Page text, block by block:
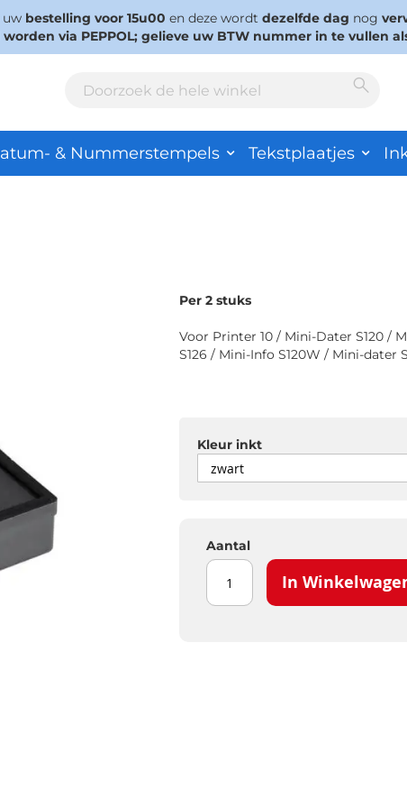
uw bestelling voor 15u00 en deze wordt dezelfde dag nog
via PEPPOL; gelieve uw BTW nummer in te
& Nummerstempels Tekstplaatjes
Per 2 stuks
Voor Printer 10 / Mini-Dater S120 /
S126 / Mini-Info S120W / Mini-dater
Kleur inkt
Aantal
In